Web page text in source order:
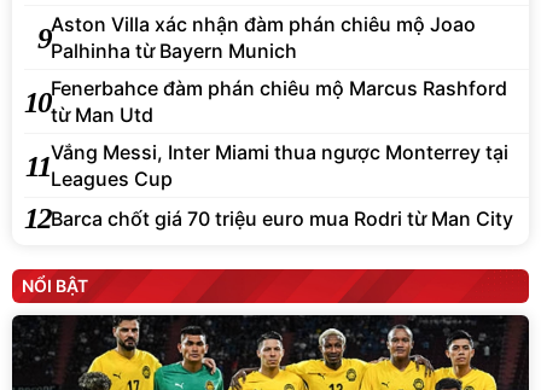
9Aston Villa xác nhận đàm phán chiêu mộ Joao
Palhinha từ Bayern Munich
10Fenerbahce đàm phán chiêu mộ Marcus Rashford
từ Man Utd
11Vắng Messi, Inter Miami thua ngược Monterrey tại
Leagues Cup
12Barca chốt giá 70 triệu euro mua Rodri từ Man City
NỔI BẬT